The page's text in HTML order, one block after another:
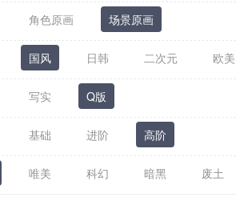
角色原画 场景原画
国风 日韩 二次元 欧美
写实 Q版
基础 进阶 高阶
唯美 科幻 暗黑 废土